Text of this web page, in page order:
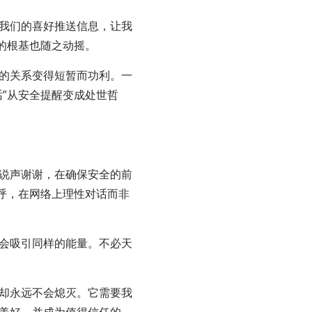
们的喜好推送信息，让我
基也随之动摇。
关系变得短暂而功利。一
从安全提醒变成处世哲
声谢谢，在确保安全的前
，在网络上理性对话而非
吸引同样的能量。不必天
永远不会熄灭。它需要我